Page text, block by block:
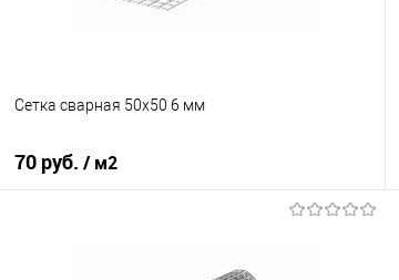
Сетка сварная 50х50 6 мм
70 руб. / м2